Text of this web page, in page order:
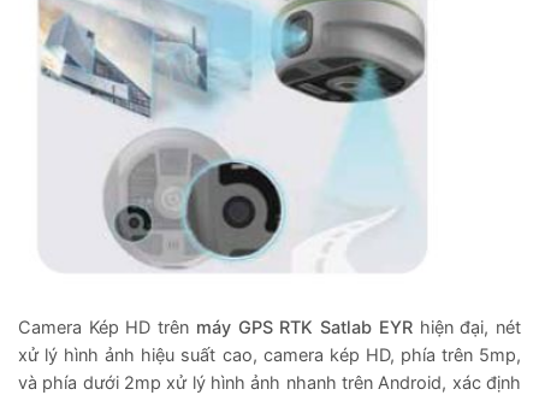
Camera Kép HD trên máy GPS RTK Satlab EYRhiện đại, nét
xử lý hình ảnh hiệu suất cao, camera kép HD, phía trên 5mp,
và phía dưới 2mp xử lý hình ảnh nhanh trên Android, xác định